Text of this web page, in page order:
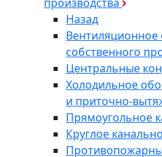
Назад
Вентиляционное
собственного
Центральные
Холодильное
и приточно-
Прямоугольное
Круглое